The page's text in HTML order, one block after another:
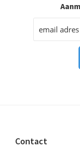
Footer
Contact